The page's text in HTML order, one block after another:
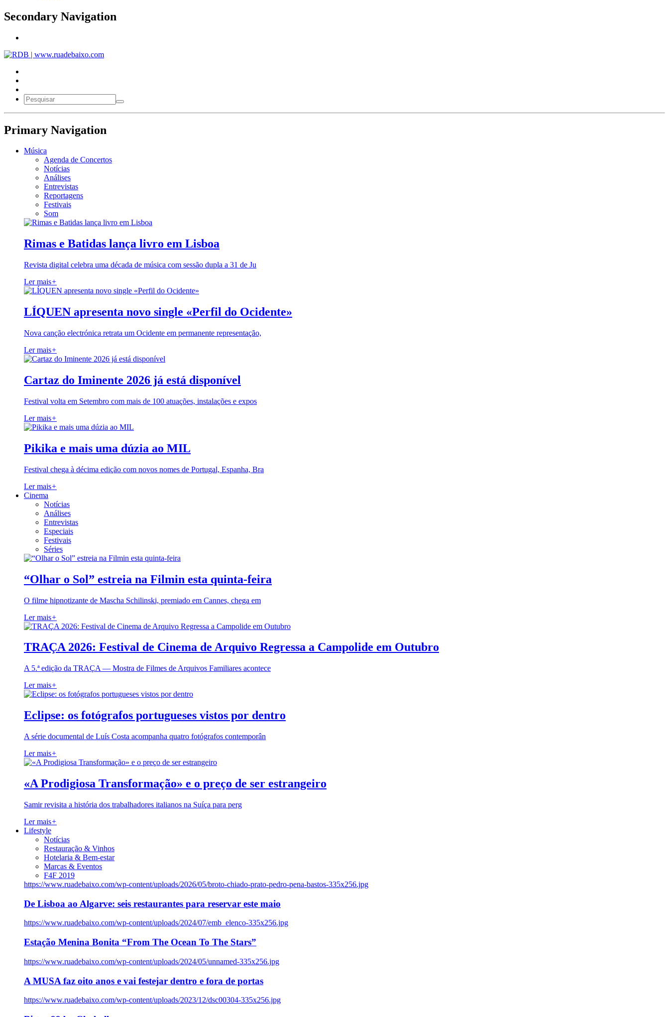
Secondary Navigation
Primary Navigation
Música
Agenda de Concertos
Notícias
Análises
Entrevistas
Reportagens
Festivais
Som
Rimas e Batidas lança livro em Lisboa
Revista digital celebra uma década de música com sessão dupla a 31 de Ju
Ler mais+
LÍQUEN apresenta novo single «Perfil do Ocidente»
Nova canção electrónica retrata um Ocidente em permanente representação,
Ler mais+
Cartaz do Iminente 2026 já está disponível
Festival volta em Setembro com mais de 100 atuações, instalações e expos
Ler mais+
Pikika e mais uma dúzia ao MIL
Festival chega à décima edição com novos nomes de Portugal, Espanha, Bra
Ler mais+
Cinema
Notícias
Análises
Entrevistas
Especiais
Festivais
Séries
“Olhar o Sol” estreia na Filmin esta quinta-feira
O filme hipnotizante de Mascha Schilinski, premiado em Cannes, chega em
Ler mais+
TRAÇA 2026: Festival de Cinema de Arquivo Regressa a Campolide em Outubro
A 5.ª edição da TRAÇA — Mostra de Filmes de Arquivos Familiares acontece
Ler mais+
Eclipse: os fotógrafos portugueses vistos por dentro
A série documental de Luís Costa acompanha quatro fotógrafos contemporân
Ler mais+
«A Prodigiosa Transformação» e o preço de ser estrangeiro
Samir revisita a história dos trabalhadores italianos na Suíça para perg
Ler mais+
Lifestyle
Notícias
Restauração & Vinhos
Hotelaria & Bem-estar
Marcas & Eventos
F4F 2019
https://www.ruadebaixo.com/wp-content/uploads/2026/05/broto-chiado-prato-pedro-pena-bastos-335x256.jpg
De Lisboa ao Algarve: seis restaurantes para reservar este maio
https://www.ruadebaixo.com/wp-content/uploads/2024/07/emb_elenco-335x256.jpg
Estação Menina Bonita “From The Ocean To The Stars”
https://www.ruadebaixo.com/wp-content/uploads/2024/05/unnamed-335x256.jpg
A MUSA faz oito anos e vai festejar dentro e fora de portas
https://www.ruadebaixo.com/wp-content/uploads/2023/12/dsc00304-335x256.jpg